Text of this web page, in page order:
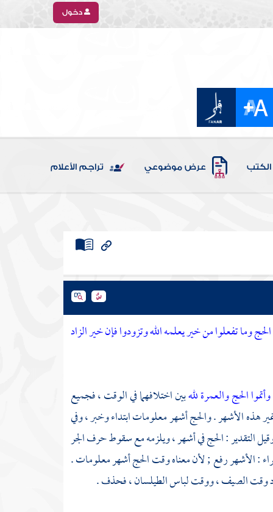
دخول
الكتب عرض موضوعي تراجم الأعلام
تفعلوا من خير يعلمه الله وتزودوا فإن خير الزاد
وأتموا الحج والعمرة للهبين اختلافهما في الوقت ، فجميع
هذه الأشهر . والحج أشهر معلومات ابتداء وخبر ، وفي
التقدير : الحج في أشهر ، ويلزمه مع سقوط حرف الجر
: الأشهر رفع ; لأن معناه وقت الحج أشهر معلومات .
وقت الصيف ، ووقت لباس الطيلسان ، فحذف .